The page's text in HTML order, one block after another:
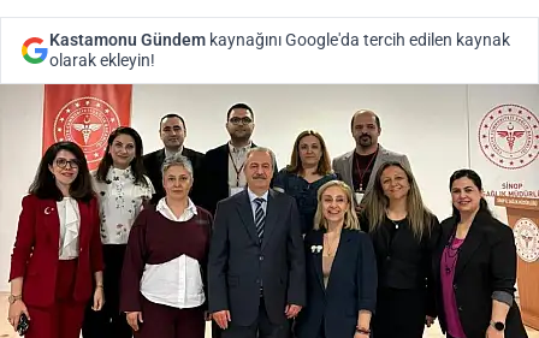
Kastamonu Gündem kaynağını Google'da tercih edilen kaynak
olarak ekleyin!